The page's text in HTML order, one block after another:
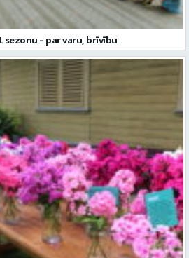
izstāde “Vasaras ziedi